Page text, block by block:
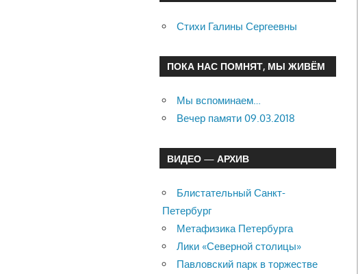
Стихи Галины Сергеевны
ПОКА НАС ПОМНЯТ, МЫ ЖИВЁМ
Мы вспоминаем…
Вечер памяти 09.03.2018
ВИДЕО — АРХИВ
Блистательный Санкт-
Петербург
Метафизика Петербурга
Лики «Северной столицы»
Павловский парк в торжестве